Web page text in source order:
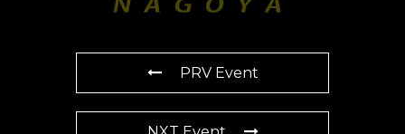
PRV Event